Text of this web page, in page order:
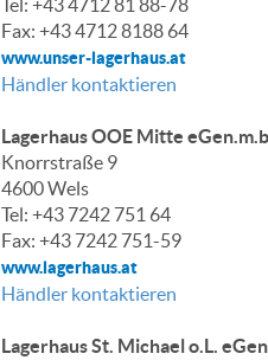
Tel: +43 4712 81 88-78
Fax: +43 4712 8188 64
www.unser-lagerhaus.at
Händler kontaktieren
Lagerhaus OOE Mitte
Knorrstraße 9
4600 Wels
Tel: +43 7242 751 64
Fax: +43 7242 751-59
www.lagerhaus.at
Händler kontaktieren
Lagerhaus St. Michael o.L. eGen